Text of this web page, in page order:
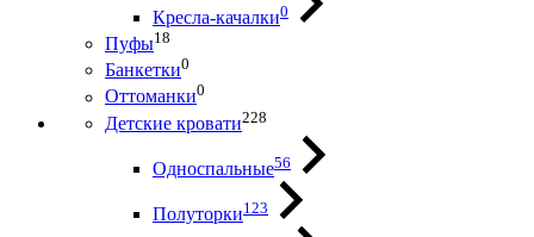
Кресла-качалки0
Пуфы18
Банкетки0
Оттоманки0
Детские кровати228
Односпальные56
Полуторки123